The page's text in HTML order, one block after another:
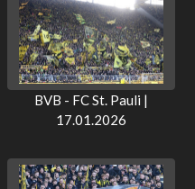
BVB - FC St. Pauli |
17.01.2026